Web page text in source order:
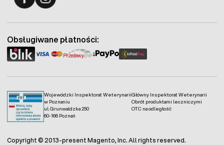
Wojewódzki Inspektorat Weterynarii
w Poznaniu
ul. Grunwaldzka 250
60-166 Poznań
Główny Inspektorat Weterynarii
Obrót produktami leczniczymi
OTC na odległość
Obsługiwane płatności:
Copyright © 2013-present Magento, Inc. All rights reserved.